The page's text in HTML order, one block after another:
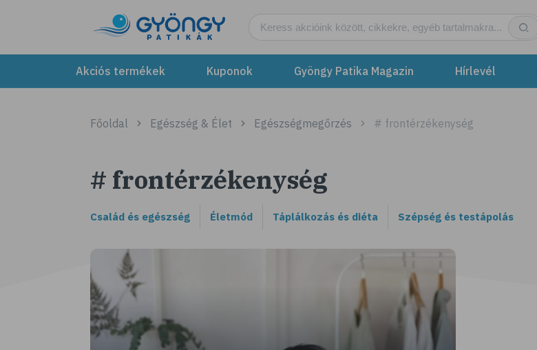
Akciós termékek Kuponok Gyöngy Patika Magazin Hírlevél
Főoldal Egészség & Élet Egészségmegőrzés # frontérzékenység
# frontérzékenység
Család és egészség Életmód Táplálkozás és diéta Szépség és testápolás